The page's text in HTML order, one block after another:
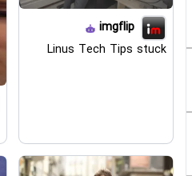
imgflip
Linus Tech Tips stuck